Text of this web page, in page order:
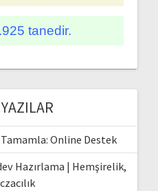
tanedir.
Online Destek
Hazırlama | Hemşirelik,